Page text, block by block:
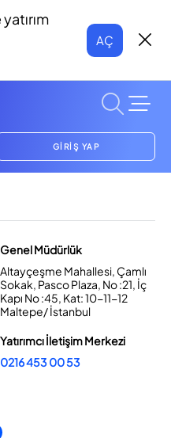
AÇ
GİRİŞ YAP
Genel Müdürlük
Altayçeşme Mahallesi, Çamlı
Sokak, Pasco Plaza, No :21, İç
Kapı No :45, Kat: 10-11-12
Maltepe/ İstanbul
Yatırımcı İletişim Merkezi
0216 453 00 53